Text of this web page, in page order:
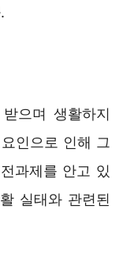
으며 생활하지
인으로 인해 그
과제를 안고 있
실태와 관련된